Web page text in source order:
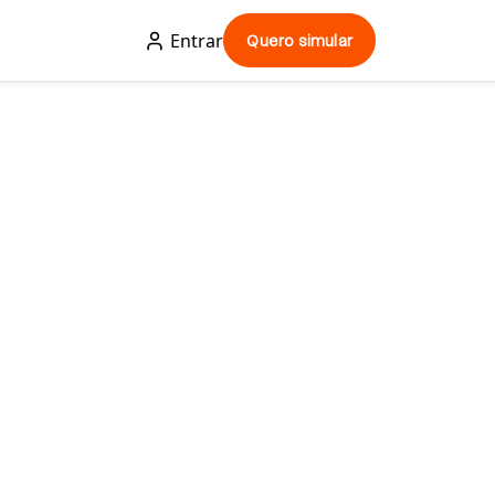
Entrar Quero simular